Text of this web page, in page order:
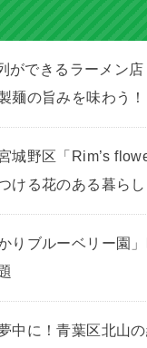
ができるラーメン
麺の旨みを味わう！
城野区「Rim’s
ける花のある暮らし
りブルーベリー園
中に！青葉区北山